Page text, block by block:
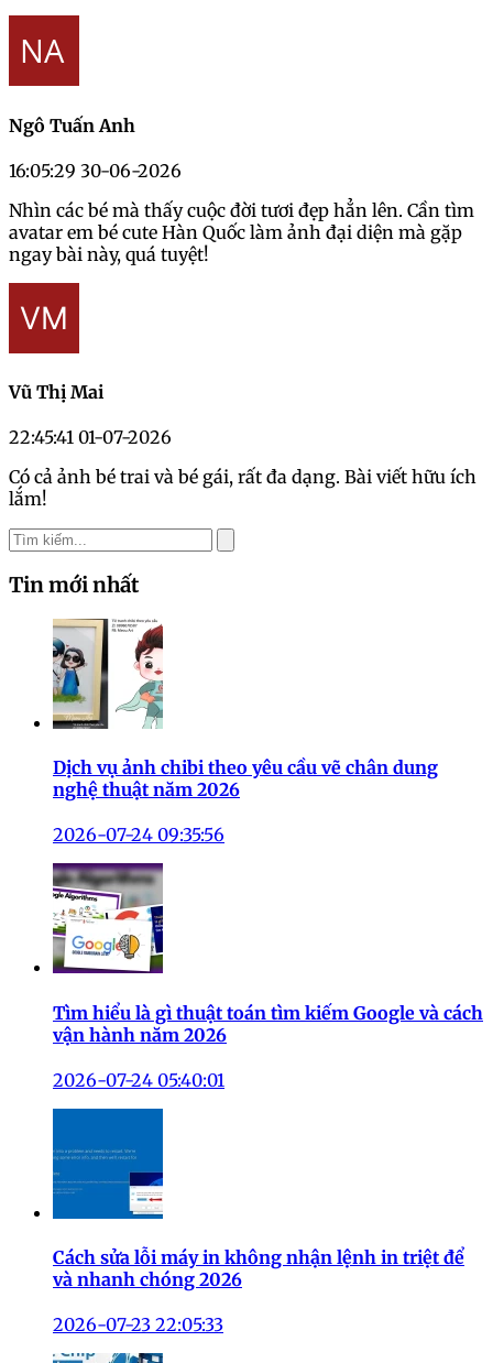
Ngô Tuấn Anh
16:05:29 30-06-2026
Nhìn các bé mà thấy cuộc đời tươi đẹp hẳn lên. Cần tìm
avatar em bé cute Hàn Quốc làm ảnh đại diện mà gặp
ngay bài này, quá tuyệt!
Vũ Thị Mai
22:45:41 01-07-2026
Có cả ảnh bé trai và bé gái, rất đa dạng. Bài viết hữu ích
lắm!
Tin mới nhất
Dịch vụ ảnh chibi theo yêu cầu vẽ chân dung
nghệ thuật năm 2026
2026-07-24 09:35:56
Tìm hiểu là gì thuật toán tìm kiếm Google và cách
vận hành năm 2026
2026-07-24 05:40:01
Cách sửa lỗi máy in không nhận lệnh in triệt để
và nhanh chóng 2026
2026-07-23 22:05:33